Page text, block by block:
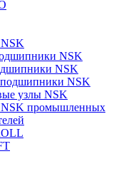
NSK
NSK
NSK
узлы NSK
промышленных